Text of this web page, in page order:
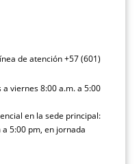
de atención +57 (601)
viernes 8:00 a.m. a 5:00
en la sede principal:
5:00 pm, en jornada